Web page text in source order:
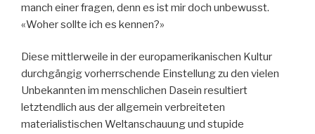
manch einer fragen, denn es ist mir doch unbewusst.
«Woher sollte ich es kennen?»
Diese mittlerweile in der europamerikanischen Kultur
durchgängig vorherrschende Einstellung zu den vielen
Unbekannten im menschlichen Dasein resultiert
letztendlich aus der allgemein verbreiteten
materialistischen Weltanschauung und stupide